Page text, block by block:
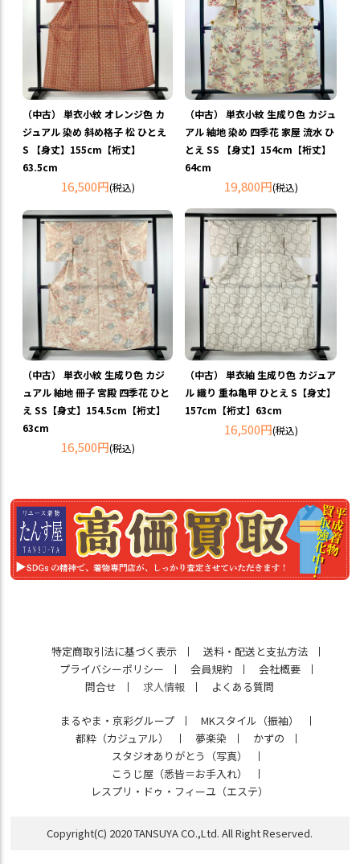
（中古） 単衣小紋 オレンジ色 カ
ジュアル 染め 斜め格子 松 ひとえ
S 【身丈】155cm【裄丈】
63.5cm
16,500円(税込)
（中古） 単衣小紋 生成り色 カジュ
アル 紬地 染め 四季花 家屋 流水 ひ
とえ SS 【身丈】154cm【裄丈】
64cm
19,800円(税込)
（中古） 単衣小紋 生成り色 カジ
ュアル 紬地 冊子 宮殿 四季花 ひと
え SS【身丈】154.5cm【裄丈】
63cm
16,500円(税込)
（中古） 単衣紬 生成り色 カジュア
ル 織り 重ね亀甲 ひとえ S【身丈】
157cm【裄丈】63cm
16,500円(税込)
特定商取引法に基づく表示
送料・配送と支払方法
プライバシーポリシー
会員規約
会社概要
問合せ
求人情報 よくある質問
まるやま・京彩グループ
MKスタイル（振袖）
都粋（カジュアル）
夢楽染
かずの
スタジオありがとう（写真）
こうじ屋（悉皆＝お手入れ）
レスプリ・ドゥ・フィーユ（エステ）
Copyright(C) 2020 TANSUYA CO.,Ltd. All Right Reserved.